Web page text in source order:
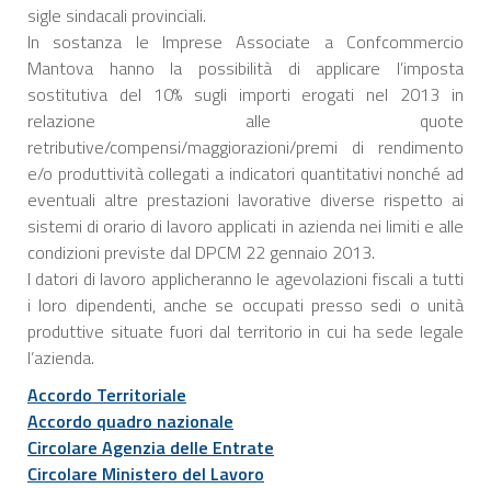
sigle sindacali provinciali.
In sostanza le Imprese Associate a Confcommercio
Mantova hanno la possibilità di applicare l’imposta
sostitutiva del 10% sugli importi erogati nel 2013 in
relazione alle quote
retributive/compensi/maggiorazioni/premi di rendimento
e/o produttività collegati a indicatori quantitativi nonché ad
eventuali altre prestazioni lavorative diverse rispetto ai
sistemi di orario di lavoro applicati in azienda nei limiti e alle
condizioni previste dal DPCM 22 gennaio 2013.
I datori di lavoro applicheranno le agevolazioni fiscali a tutti
i loro dipendenti, anche se occupati presso sedi o unità
produttive situate fuori dal territorio in cui ha sede legale
l’azienda.
Accordo Territoriale
Accordo quadro nazionale
Circolare Agenzia delle Entrate
Circolare Ministero del Lavoro